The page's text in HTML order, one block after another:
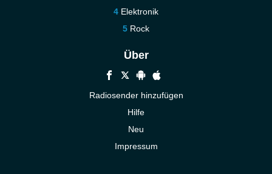
Elektronik
Rock
Über
Radiosender hinzufügen
Hilfe
Neu
Impressum